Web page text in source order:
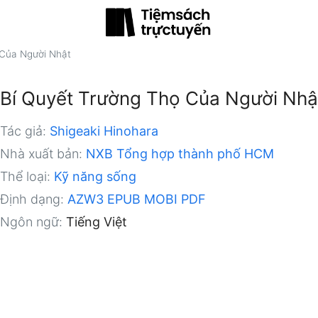
Người Nhật
Bí Quyết Trường Thọ Của Người
Tác giả: Shigeaki Hinohara
Nhà xuất bản: NXB Tổng hợp thành phố HCM
Thể loại: Kỹ năng sống
Định dạng: AZW3 EPUB MOBI PDF
Ngôn ngữ: Tiếng Việt